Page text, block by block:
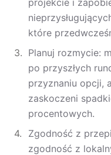
projekcie i
które
Planuj rozmycie:
po przyszłych
przyznaniu opcji,
zaskoczeni
procentowych.
Zgodność z
zgodność z